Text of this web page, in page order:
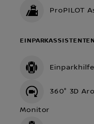
ProPILOT
EINPARKASSISTENTEN
Einparkhilfe
360° 3D
Monitor